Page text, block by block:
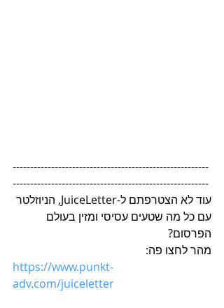
--------------------------------------------------------
--------------------------------------------------------
עוד לא הצטרפתם ל-JuiceLetter, הניוזלטר
עם כל מה שטעים עסיסי ומזין בעולם
הפרסום?
מהר לחצו פה:
https://www.punkt-
adv.com/juiceletter